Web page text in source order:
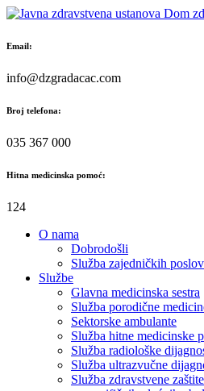
Skip
content
Email:
info@dzgradacac.com
Broj telefona:
035 367 000
Hitna medicinska pomoć:
124
O nama
Dobrodošli
Služba zajedničkih
Službe
Glavna medicinska sestra
Služba porodične
Sektorske ambulante
Služba hitne medicinske
Služba radiološke
Služba ultrazvučne
Služba zdravstvene